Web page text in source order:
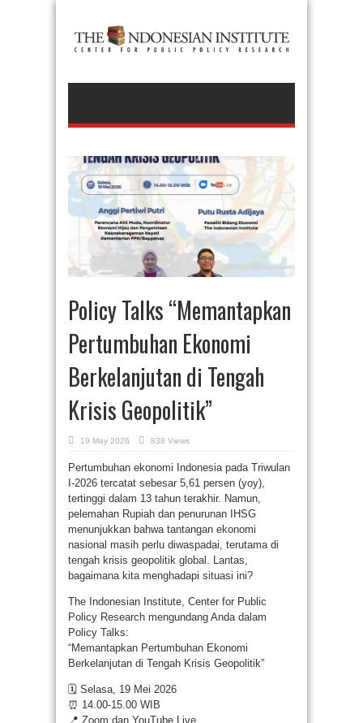
Policy Talks “Memantapkan
Pertumbuhan Ekonomi
Berkelanjutan di Tengah
Krisis Geopolitik”
19 May 2026 838 Views
Pertumbuhan ekonomi Indonesia pada Triwulan
I-2026 tercatat sebesar 5,61 persen (yoy),
tertinggi dalam 13 tahun terakhir. Namun,
pelemahan Rupiah dan penurunan IHSG
menunjukkan bahwa tantangan ekonomi
nasional masih perlu diwaspadai, terutama di
tengah krisis geopolitik global. Lantas,
bagaimana kita menghadapi situasi ini?
The Indonesian Institute, Center for Public
Policy Research mengundang Anda dalam
Policy Talks:
“Memantapkan Pertumbuhan Ekonomi
Berkelanjutan di Tengah Krisis Geopolitik”
🗓️ Selasa, 19 Mei 2026
⏰ 14.00-15.00 WIB
📍 Zoom dan YouTube Live